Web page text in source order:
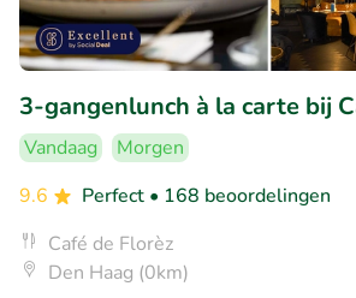
3-gangenlunch à la carte bij
Vandaag
Morgen
9.6
Perfect • 168 beoordelingen
Café de Florèz
Den Haag (0km)